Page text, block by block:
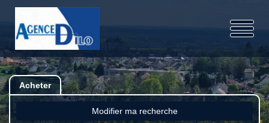
Acheter
Modifier ma recherche